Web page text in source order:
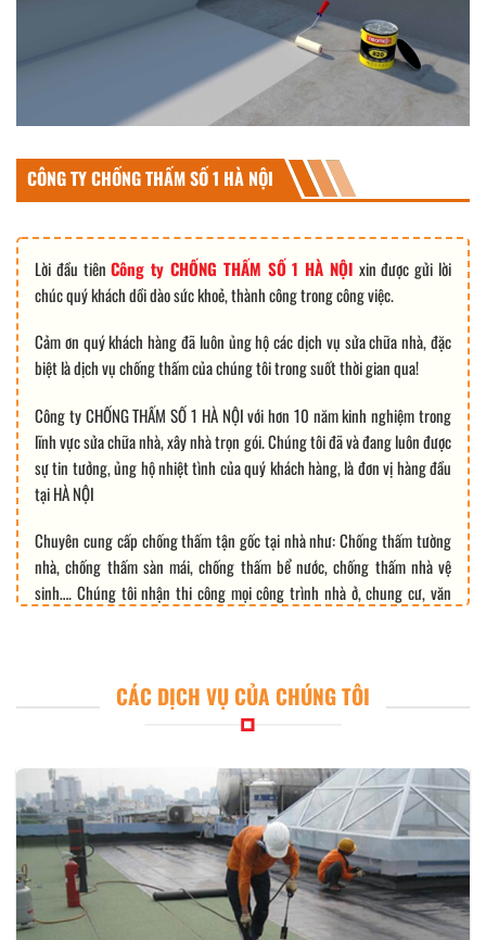
CÔNG TY CHỐNG THẤM SỐ 1 HÀ NỘI
Lời đầu tiênCông ty CHỐNG THẤM SỐ 1 HÀ NỘI xin được gửi lời
chúc quý khách dồi dào sức khoẻ, thành công trong công việc.
Cảm ơn quý khách hàng đã luôn ủng hộ các dịch vụ sửa chữa nhà, đặc
biệt là dịch vụ chống thấm của chúng tôi trong suốt thời gian qua!
Công ty CHỐNG THẤM SỐ 1 HÀ NỘI với hơn 10 năm kinh nghiệm trong
lĩnh vực sửa chữa nhà, xây nhà trọn gói. Chúng tôi đã và đang luôn được
sự tin tưởng, ủng hộ nhiệt tình của quý khách hàng, là đơn vị hàng đầu
tại HÀ NỘI
Chuyên cung cấp chống thấm tận gốc tại nhà như: Chống thấm tường
nhà, chống thấm sàn mái, chống thấm bể nước, chống thấm nhà vệ
sinh…. Chúng tôi nhận thi công mọi công trình nhà ở, chung cư, văn
CÁC DỊCH VỤ CỦA CHÚNG TÔI